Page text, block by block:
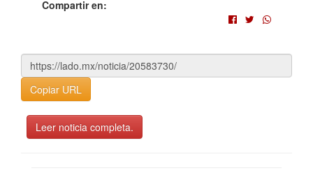
Compartir en:
Copiar URL
Leer noticia completa.